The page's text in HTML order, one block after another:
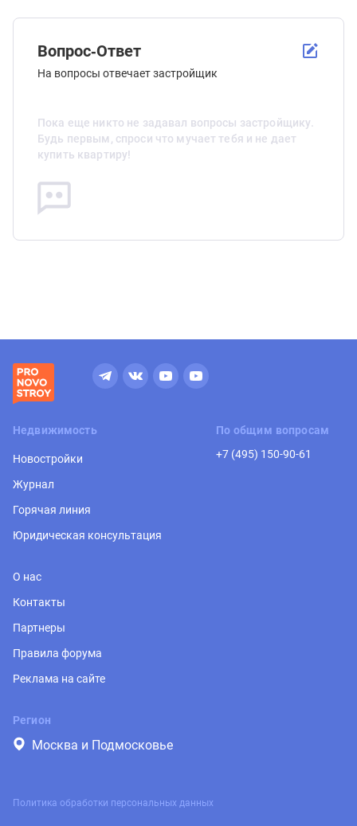
Вопрос-Ответ
На вопросы отвечает застройщик
Пока еще никто не задавал вопросы застройщику.
Будь первым, спроси что мучает тебя и не дает
купить квартиру!
Недвижимость
Новостройки
Журнал
Горячая линия
Юридическая консультация
По общим вопросам
+7 (495) 150-90-61
О нас
Контакты
Партнеры
Правила форума
Реклама на сайте
Регион
Москва и Подмосковье
Политика обработки персональных данных